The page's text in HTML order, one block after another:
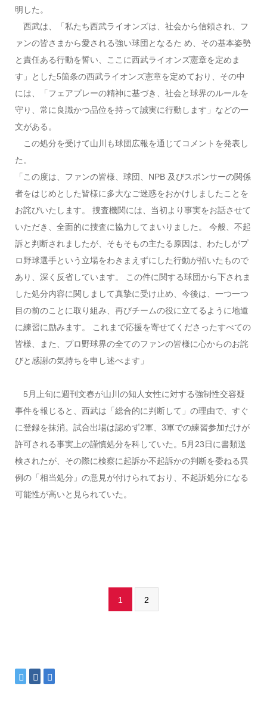
明した。
西武は、「私たち西武ライオンズは、社会から信頼され、フ
ァンの皆さまから愛される強い球団となるた め、その基本姿勢
と責任ある行動を誓い、ここに西武ライオンズ憲章を定めま
す」とした5箇条の西武ライオンズ憲章を定めており、その中
には、「フェアプレーの精神に基づき、社会と球界のルールを
守り、常に良識かつ品位を持って誠実に行動します」などの一
文がある。
この処分を受けて山川も球団広報を通じてコメントを発表し
た。
「この度は、ファンの皆様、球団、NPB 及びスポンサーの関係
者をはじめとした皆様に多大なご迷惑をおかけしましたことを
お詫びいたします。 捜査機関には、当初より事実をお話させて
いただき、全面的に捜査に協力してまいりました。 今般、不起
訴と判断されましたが、そもそもの主たる原因は、わたしがプ
ロ野球選手という立場をわきまえずにした行動が招いたもので
あり、深く反省しています。 この件に関する球団から下されま
した処分内容に関しまして真摯に受け止め、今後は、一つ一つ
目の前のことに取り組み、再びチームの役に立てるように地道
に練習に励みます。 これまで応援を寄せてくださったすべての
皆様、また、プロ野球界の全てのファンの皆様に心からのお詫
びと感謝の気持ちを申し述べます」
5月上旬に週刊文春が山川の知人女性に対する強制性交容疑
事件を報じると、西武は「総合的に判断して」の理由で、すぐ
に登録を抹消。試合出場は認めず2軍、3軍での練習参加だけが
許可される事実上の謹慎処分を科していた。5月23日に書類送
検されたが、その際に検察に起訴か不起訴かの判断を委ねる異
例の「相当処分」の意見が付けられており、不起訴処分になる
可能性が高いと見られていた。
1 2